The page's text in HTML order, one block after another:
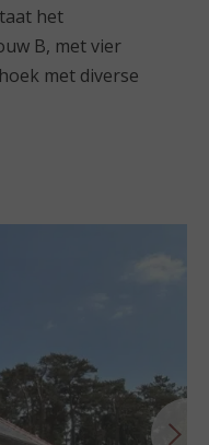
het
B, met vier
met diverse